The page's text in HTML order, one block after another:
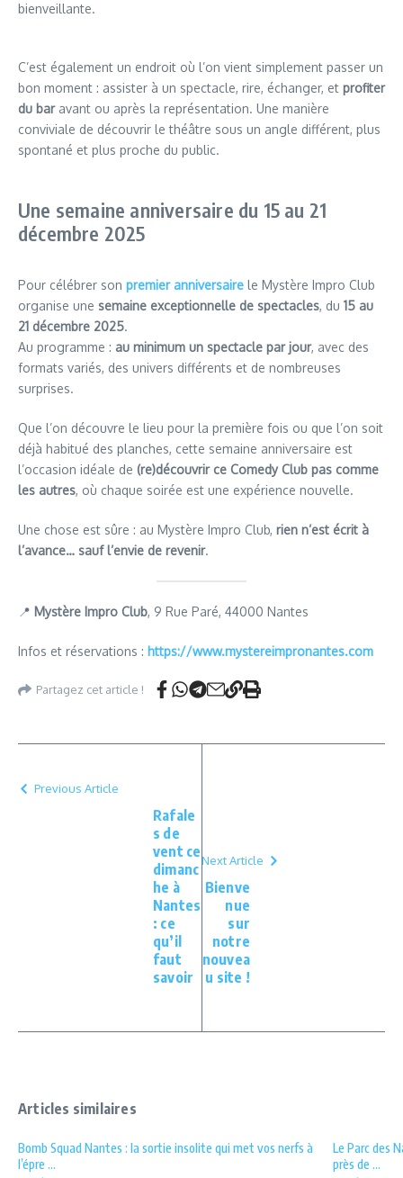
bienveillante.
C’est également un endroit où l’on vient simplement passer un
bon moment : assister à un spectacle, rire, échanger, et profiter
du baravant ou après la représentation. Une manière
conviviale de découvrir le théâtre sous un angle différent, plus
spontané et plus proche du public.
Une semaine anniversaire du 15 au 21
décembre 2025
Pour célébrer son premier anniversaire le Mystère Impro Club
organise une semaine exceptionnelle de spectacles, du 15 au
21 décembre 2025.
Au programme : au minimum un spectacle par jour, avec des
formats variés, des univers différents et de nombreuses
surprises.
Que l’on découvre le lieu pour la première fois ou que l’on soit
déjà habitué des planches, cette semaine anniversaire est
l’occasion idéale de (re)découvrir ce Comedy Club pas comme
les autres, où chaque soirée est une expérience nouvelle.
Une chose est sûre : au Mystère Impro Club, rien n’est écrit à
l’avance… sauf l’envie de revenir.
📍 Mystère Impro Club, 9 Rue Paré, 44000 Nantes
Infos et réservations : https://www.mystereimpronantes.com
Partagez cet article !
Previous Article
Rafale
s de
vent ce
dimanc
he à
Nantes
: ce
qu’il
faut
savoir
Next Article
Bienve
nue
sur
notre
nouvea
u site !
Articles similaires
Bomb Squad Nantes : la sortie insolite qui met vos nerfs à
l’épre ...
Le Parc des
près de ...